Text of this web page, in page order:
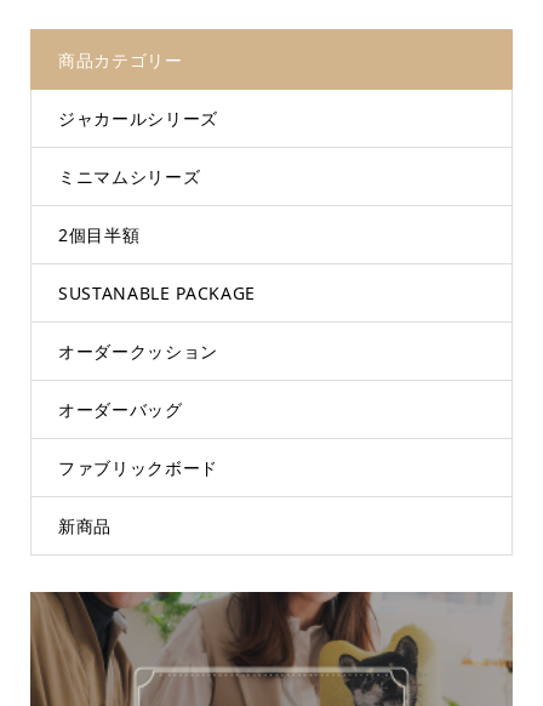
商品カテゴリー
ジャカールシリーズ
ミニマムシリーズ
2個目半額
SUSTANABLE PACKAGE
オーダークッション
オーダーバッグ
ファブリックボード
新商品